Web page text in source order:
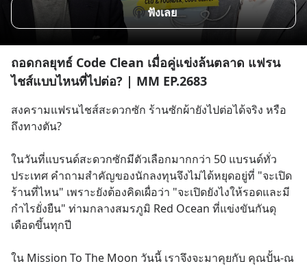
ฟังเลย
ถอดกลยุทธ์ Code Clean เมื่อคู่แข่งล้นตลาด แฟรน
ไชส์แบบไหนที่ไปต่อ? | MM EP.2683
สงครามแฟรนไชส์สะดวกซัก ร้านซักผ้ายังไปต่อได้จริง หรือ
ถึงทางตัน?
ในวันที่แบรนด์สะดวกซักมีตัวเลือกมากกว่า 50 แบรนด์ทั่ว
ประเทศ คำถามสำคัญของนักลงทุนจึงไม่ได้หยุดอยู่ที่ "จะเปิด
ร้านที่ไหน" เพราะยังต้องคิดเผื่อว่า "จะเปิดยังไงให้รอดและมี
กำไรยั่งยืน" ท่ามกลางสมรภูมิ Red Ocean ที่แข่งขันกันดุ
เดือดขึ้นทุกปี
ใน Mission To The Moon วันนี้ เราจึงจะมาคุยกับ คุณปั้น-ณ